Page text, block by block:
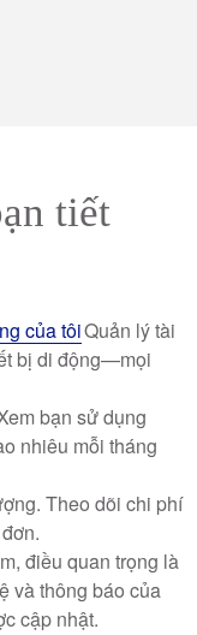
tiết
của tôiQuản lý tài
bị di động—mọi
bạn sử dụng
nhiêu mỗi tháng
Theo dõi chi phí
điều quan trọng là
và thông báo của
cập nhật.